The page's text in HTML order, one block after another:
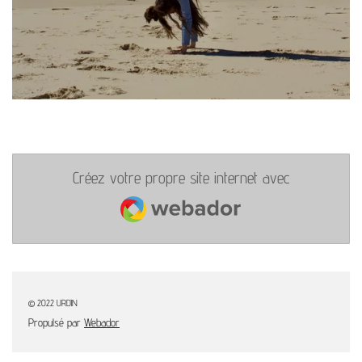
Créez votre propre site internet avec
Webador
© 2022 URDIN
Propulsé par Webador